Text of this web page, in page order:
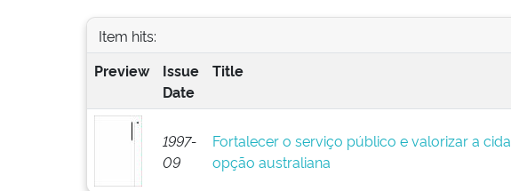
Item hits:
Preview
Issue
Date
Title
1997-
09
Fortalecer o serviço público e valorizar a
opção australiana